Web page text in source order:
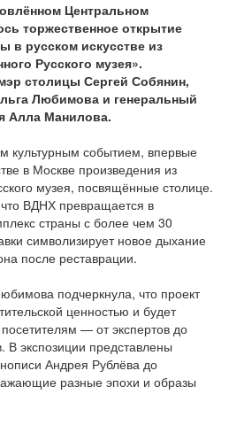
Центральном
торжественное открытие
в русском искусстве из
Русского музея».
столицы Сергей Собянин,
Любимова и генеральный
Алла Манилова.
культурным событием, впервые
в Москве произведения из
музея, посвящённые столице.
ВДНХ превращается в
страны с более чем 30
символизирует новое дыхание
после реставрации.
подчеркнула, что проект
ценностью и будет
— от экспертов до
В экспозиции представлены
Андрея Рублёва до
разные эпохи и образы